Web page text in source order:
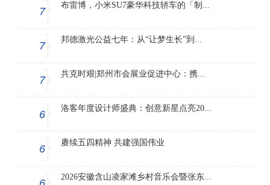
7
布雷博，小米SU7豪华科技轿车的「制...
7
邦德激光公益七年：从“让梦生长”到...
7
共克时艰|郑州市会展业促进中心：携...
6
洛客年度设计师盛典：创意新星点亮20...
6
赓续五四精神 共建强国伟业
2026安徽含山凌家滩乡村音乐会暨张东...